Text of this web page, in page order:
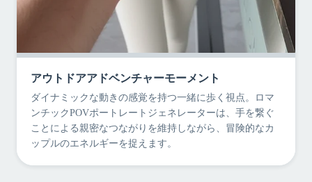
アウトドアアドベンチャーモーメント
ダイナミックな動きの感覚を持つ一緒に歩く視点。ロマ
ンチックPOVポートレートジェネレーターは、手を繋ぐ
ことによる親密なつながりを維持しながら、冒険的なカ
ップルのエネルギーを捉えます。